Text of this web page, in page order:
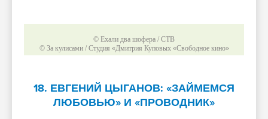
© Ехали два шофера / СТВ
© За кулисами / Студия «Дмитрия Куповых «Свободное кино»
18. ЕВГЕНИЙ ЦЫГАНОВ: «ЗАЙМЕМСЯ
ЛЮБОВЬЮ» И «ПРОВОДНИК»